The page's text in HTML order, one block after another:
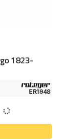
1823-
ER1948